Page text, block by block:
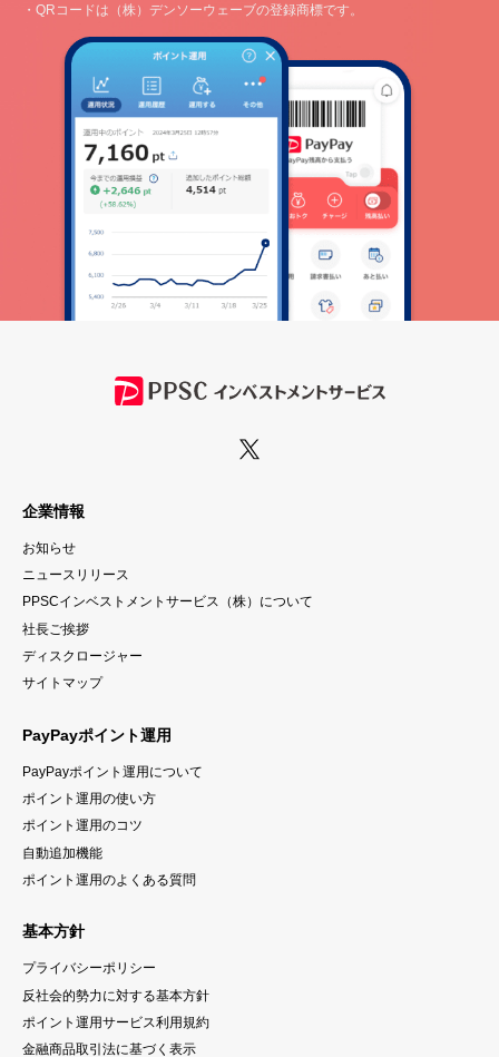
・QRコードは（株）デンソーウェーブの登録商標です。
企業情報
お知らせ
ニュースリリース
PPSCインベストメントサービス（株）について
社長ご挨拶
ディスクロージャー
サイトマップ
PayPayポイント運用
PayPayポイント運用について
ポイント運用の使い方
ポイント運用のコツ
自動追加機能
ポイント運⽤のよくある質問
基本方針
プライバシーポリシー
反社会的勢力に対する基本方針
ポイント運用サービス利用規約
⾦融商品取引法に基づく表⽰